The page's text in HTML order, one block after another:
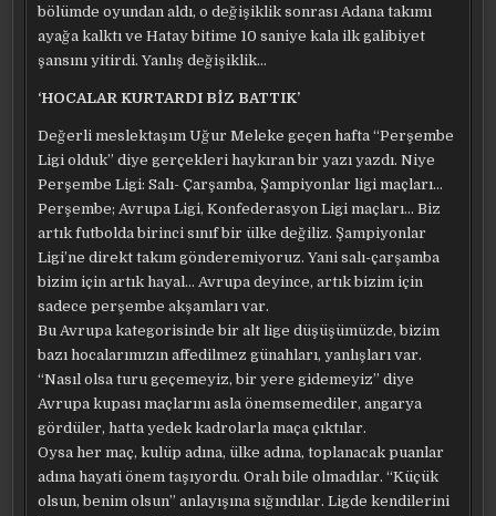
bölümde oyundan aldı, o değişiklik sonrası Adana takımı
ayağa kalktı ve Hatay bitime 10 saniye kala ilk galibiyet
şansını yitirdi. Yanlış değişiklik…
‘HOCALAR KURTARDI BİZ BATTIK’
Değerli meslektaşım Uğur Meleke geçen hafta “Perşembe
Ligi olduk” diye gerçekleri haykıran bir yazı yazdı. Niye
Perşembe Ligi: Salı- Çarşamba, Şampiyonlar ligi maçları…
Perşembe; Avrupa Ligi, Konfederasyon Ligi maçları… Biz
artık futbolda birinci sınıf bir ülke değiliz. Şampiyonlar
Ligi’ne direkt takım gönderemiyoruz. Yani salı-çarşamba
bizim için artık hayal… Avrupa deyince, artık bizim için
sadece perşembe akşamları var.
Bu Avrupa kategorisinde bir alt lige düşüşümüzde, bizim
bazı hocalarımızın affedilmez günahları, yanlışları var.
“Nasıl olsa turu geçemeyiz, bir yere gidemeyiz” diye
Avrupa kupası maçlarını asla önemsemediler, angarya
gördüler, hatta yedek kadrolarla maça çıktılar.
Oysa her maç, kulüp adına, ülke adına, toplanacak puanlar
adına hayati önem taşıyordu. Oralı bile olmadılar. “Küçük
olsun, benim olsun” anlayışına sığındılar. Ligde kendilerini